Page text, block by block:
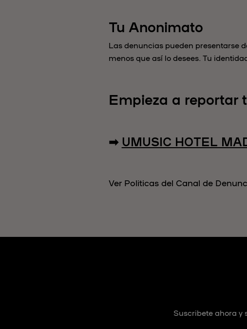
Tu Anonimato
Las denuncias pueden presentarse
menos que así lo desees. Tu
Empieza a reportar
➡︎ UMUSIC HOTEL
Ver Politicas del Canal de
Suscribete ahora y